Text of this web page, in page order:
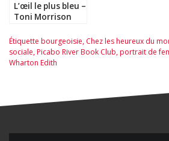
L’œil le plus bleu –
Toni Morrison
Étiquette bourgeoisie, Chez les heureux du
sociale,Picabo River Book Club,portrait de
Wharton Edith